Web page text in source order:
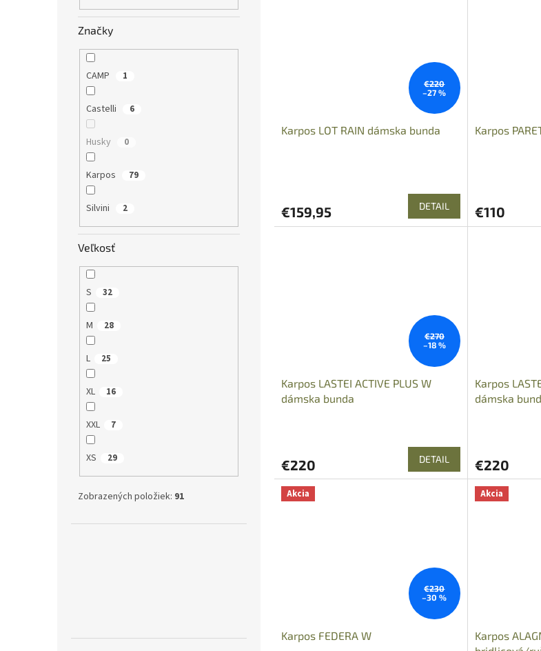
Značky
CAMP 1
Castelli 6
Husky 0
Karpos 79
Silvini 2
Veľkosť
S 32
M 28
L 25
XL 16
XXL 7
XS 29
Zobrazených položiek: 91
€220
–27 %
Karpos LOT RAIN dámska bunda
€159,95 DETAIL
Karpos
je
5,0
€110
€270
–18 %
Karpos LASTEI ACTIVE PLUS W
dámska bunda
€220 DETAIL
Karpos
dámska
€220
Akcia
€230
–30 %
Karpos FEDERA W
Akcia
Karpos